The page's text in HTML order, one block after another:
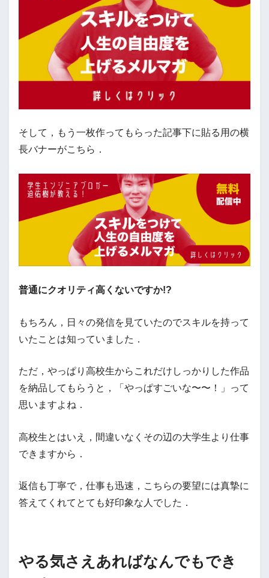
そして，もう一枚作ってもらった記事下に貼る用の横
長バナーがこちら．
普通にクオリティ高くないですか!?
もちろん，日々の発信を見ていたのでスキルを持って
いたことは知っていました．
ただ，やっぱり高校生からこれだけしっかりした作品
を納品してもらうと，「やっぱすごいな〜〜！」って
思いますよね．
高校生とはいえ，間違いなくその辺の大学生より仕事
できますから．
返信も丁寧で，仕事も迅速，こちらの要望には真摯に
答えてくれてとても好印象な人でした．
やる気さえあればなんでもでき